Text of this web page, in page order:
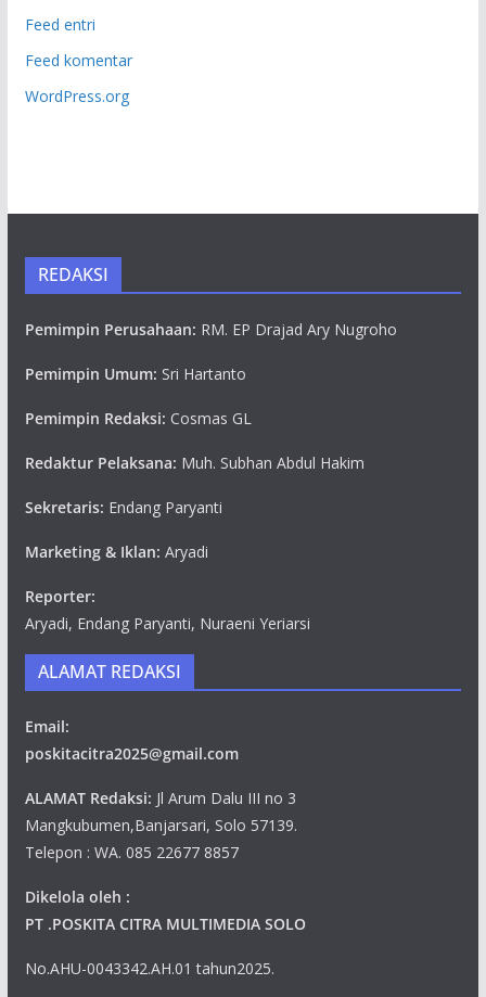
Feed entri
Feed komentar
WordPress.org
REDAKSI
Pemimpin Perusahaan: RM. EP Drajad Ary Nugroho
Pemimpin Umum: Sri Hartanto
Pemimpin Redaksi: Cosmas GL
Redaktur Pelaksana: Muh. Subhan Abdul Hakim
Sekretaris: Endang Paryanti
Marketing & Iklan: Aryadi
Reporter:
Aryadi, Endang Paryanti, Nuraeni Yeriarsi
ALAMAT REDAKSI
Email:
poskitacitra2025@gmail.com
ALAMAT Redaksi: Jl Arum Dalu III no 3
Mangkubumen,Banjarsari, Solo 57139.
Telepon : WA. 085 22677 8857
Dikelola oleh :
PT .POSKITA CITRA MULTIMEDIA SOLO
No.AHU-0043342.AH.01 tahun2025.